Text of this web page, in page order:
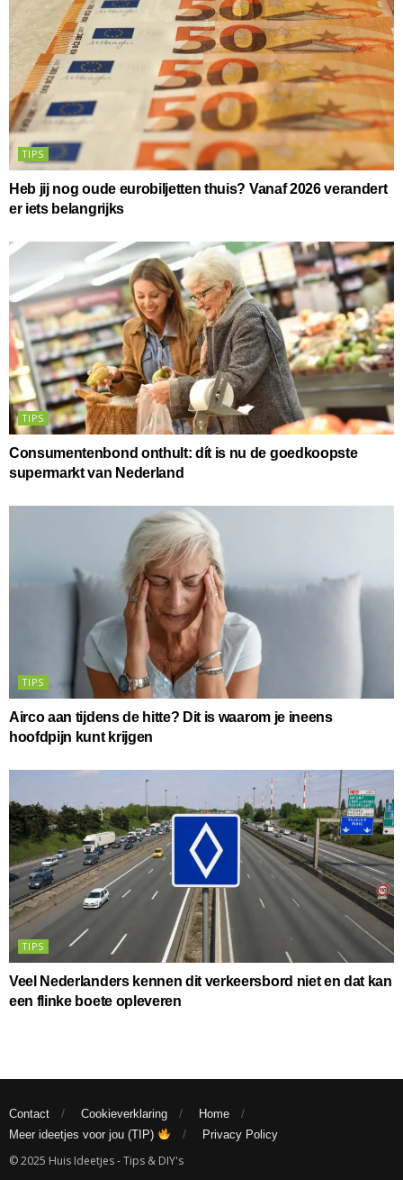
TIPS
Heb jij nog oude eurobiljetten thuis? Vanaf 2026 verandert
er iets belangrijks
TIPS
Consumentenbond onthult: dít is nu de goedkoopste
supermarkt van Nederland
TIPS
Airco aan tijdens de hitte? Dit is waarom je ineens
hoofdpijn kunt krijgen
TIPS
Veel Nederlanders kennen dit verkeersbord niet en dat kan
een flinke boete opleveren
Contact Cookieverklaring
Home
Meer ideetjes voor jou (TIP)
Privacy Policy
© 2025 Huis Ideetjes - Tips & DIY's